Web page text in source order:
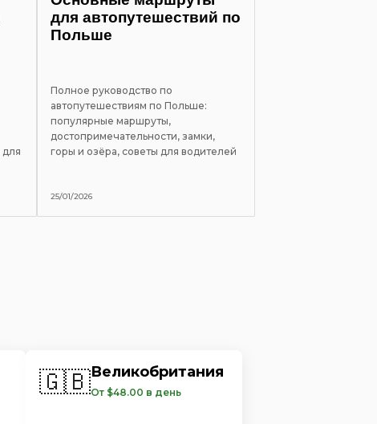
для автопутешествий по
Польше
Полное руководство по
автопутешествиям по Польше:
популярные маршруты,
достопримечательности, замки,
горы и озёра, советы для водителей
25/01/2026
🇬🇧Великобритания
От $48.00 в день